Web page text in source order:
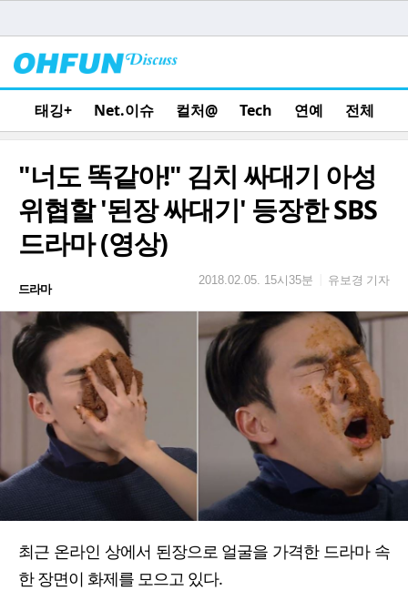
태깅+ Net.이슈 컬처@ Tech 연예 전체
"너도 똑같아!" 김치 싸대기 아성
위협할 '된장 싸대기' 등장한 SBS
드라마 (영상)
드라마
2018.02.05. 15시35분 유보경 기자
최근 온라인 상에서 된장으로 얼굴을 가격한 드라마 속
한 장면이 화제를 모으고 있다.